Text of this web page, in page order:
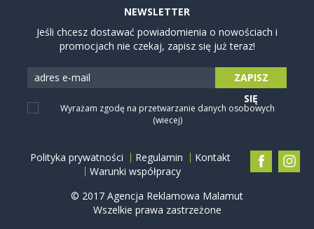
NEWSLETTER
Jeśli chcesz dostawać powiadomienia o nowościach i
promocjach nie czekaj, zapisz się już teraz!
Wyrażam zgodę na przetwarzanie danych osobowych
(wiecej)
ZAPISZ
SIĘ
Polityka prywatności Regulamin
Kontakt
Warunki współpracy
© 2017 Agencja Reklamowa Malamut
Wszelkie prawa zastrzeżone